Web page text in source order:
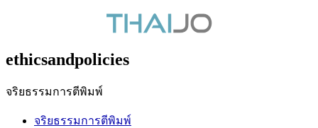
ethicsandpolicies
จริยธรรมการตีพิมพ์
จริยธรรมการตีพิมพ์